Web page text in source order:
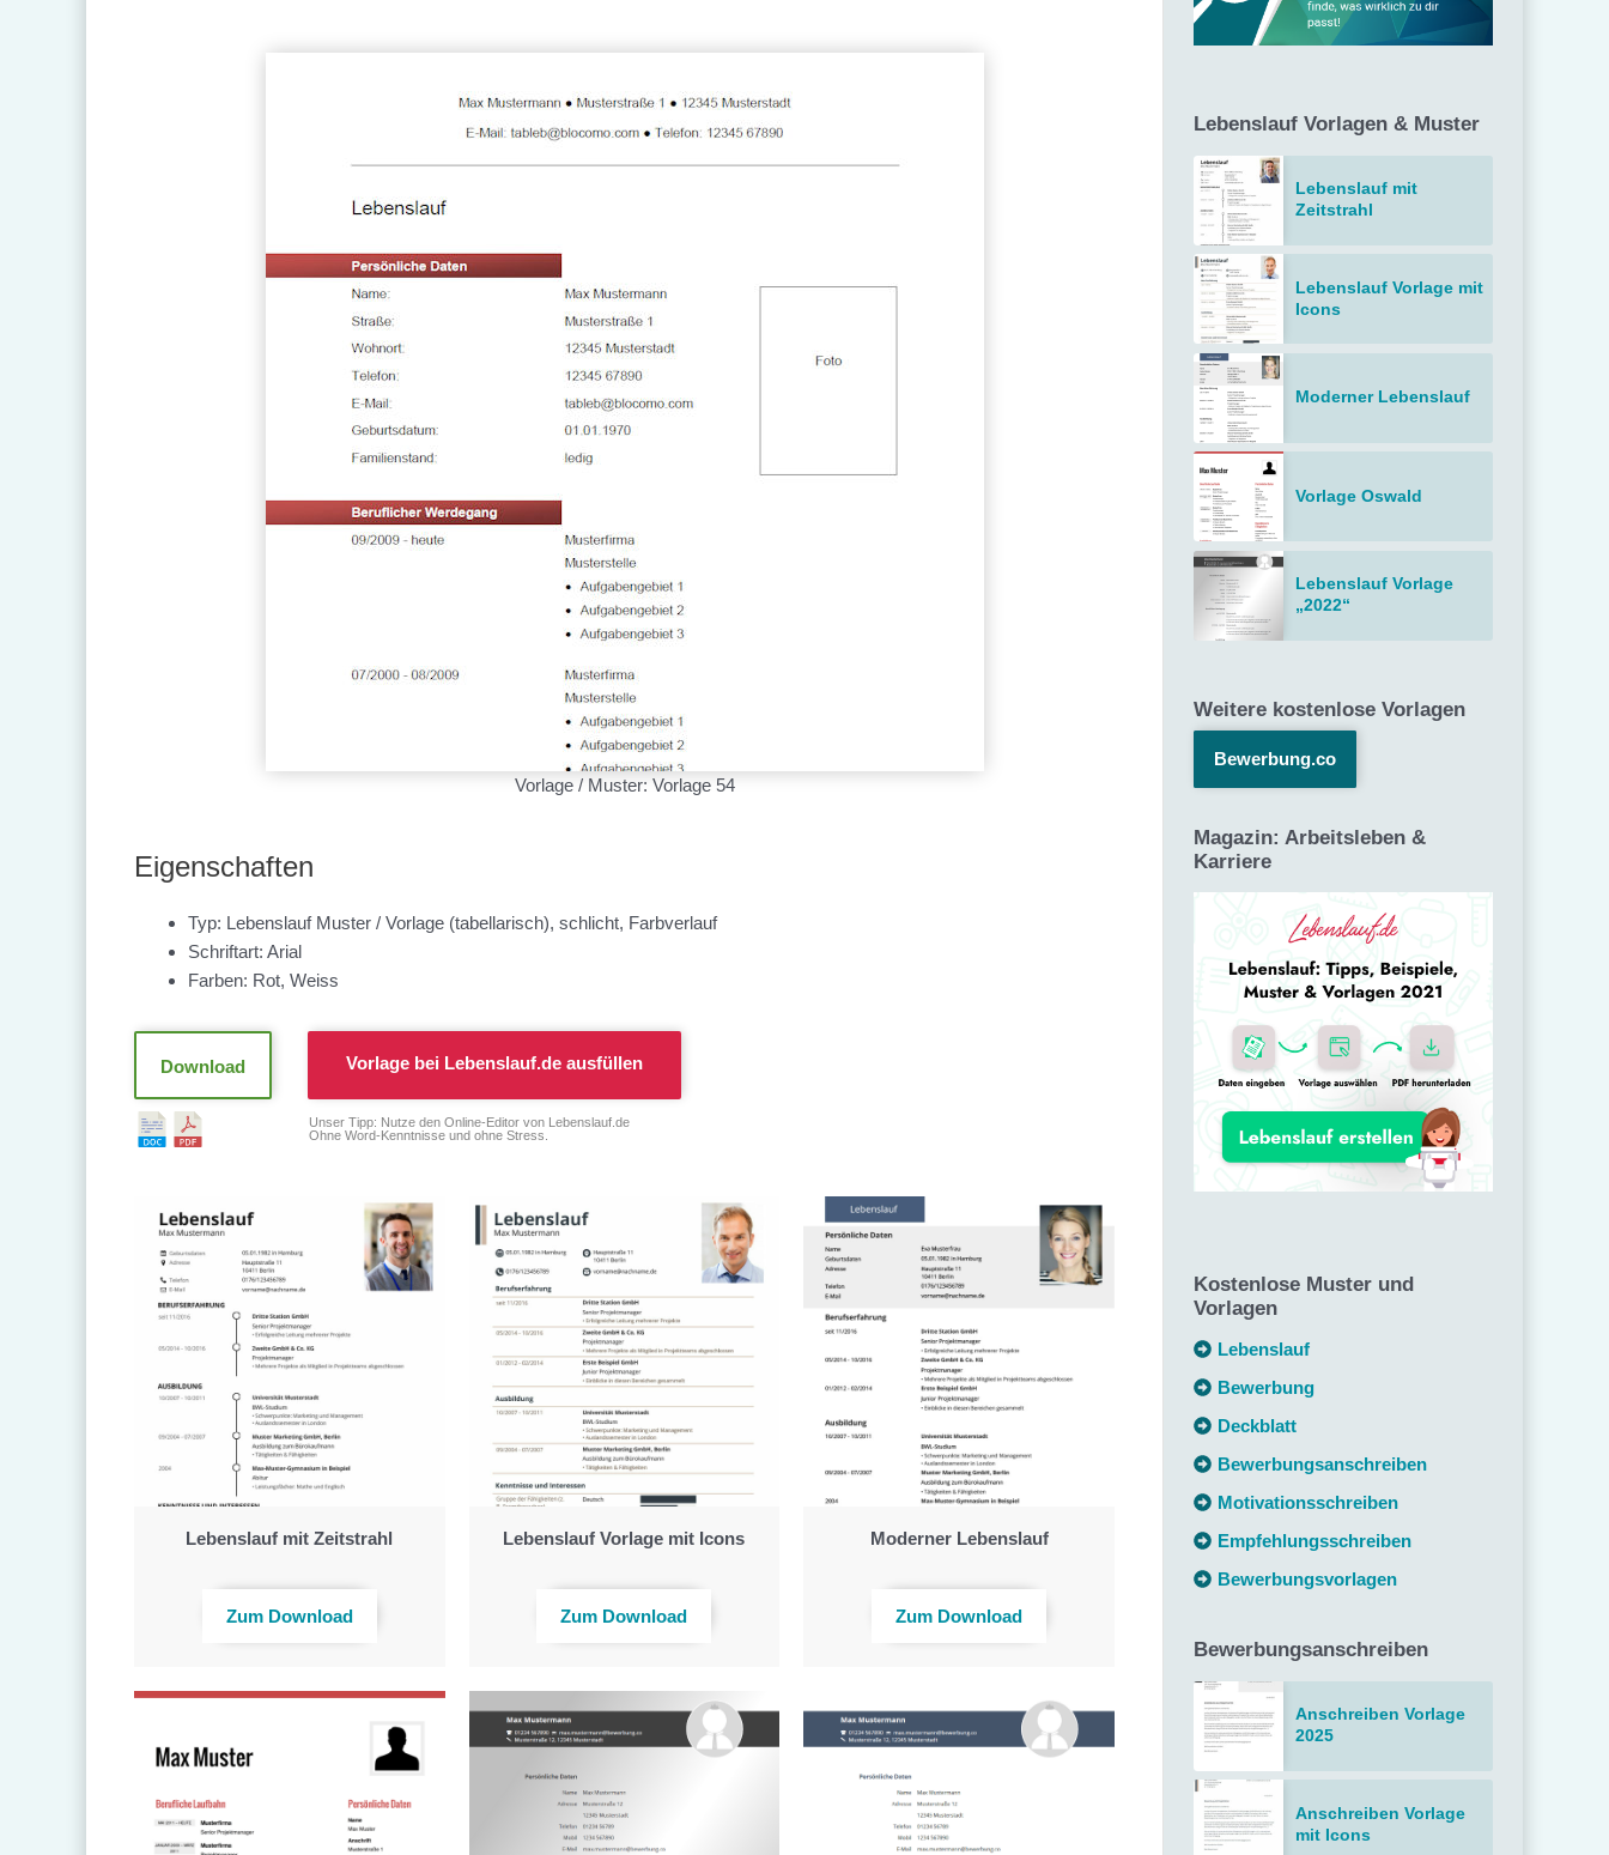
Vorlage / Muster: Vorlage 54
Eigenschaften
Typ: Lebenslauf Muster / Vorlage (tabellarisch), schlicht, Farbverlauf
Schriftart: Arial
Farben: Rot, Weiss
Download Vorlage bei Lebenslauf.de ausfüllen
Unser Tipp: Nutze den Online-Editor von Lebenslauf.de
Ohne Word-Kenntnisse und ohne Stress.
Lebenslauf mit Zeitstrahl
Zum Download
Lebenslauf Vorlage mit Icons
Zum Download
Moderner Lebenslauf
Zum Download
Lebenslauf Vorlagen & Muster
Lebenslauf mit
Zeitstrahl
Lebenslauf Vorlage mit
Icons
Moderner Lebenslauf
Vorlage Oswald
Lebenslauf Vorlage
„2022“
Weitere kostenlose Vorlagen
Bewerbung.co
Magazin: Arbeitsleben &
Karriere
Kostenlose Muster und
Vorlagen
Lebenslauf
Bewerbung
Deckblatt
Bewerbungsanschreiben
Motivationsschreiben
Empfehlungsschreiben
Bewerbungsvorlagen
Bewerbungsanschreiben
Anschreiben Vorlage
2025
Anschreiben Vorlage
mit Icons